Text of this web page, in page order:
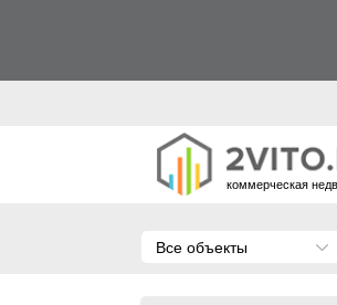
коммерческая
Все объекты